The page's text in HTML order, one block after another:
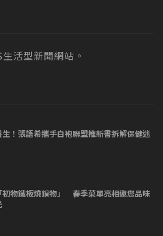
活型新聞網站。
！張語希攜手白袍聯盟推新書拆解保健迷
初物鐵板燒鍋物」 春季菜單亮相邀您品味